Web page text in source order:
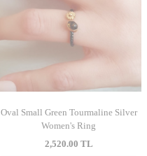
Oval Small Green Tourmaline Silver
Women's Ring
2,520.00 TL